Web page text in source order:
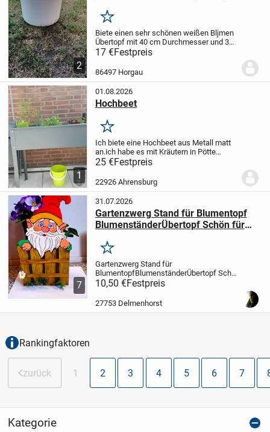
2
Merken
Biete einen sehr schönen weißen Bljmen
Übertopf mit 40 cm Durchmesser und 32
cm Höhe. Der Blumen Übertopf ist im
besten gepflegtem Zustand
17 €Festpreis
86497 Horgau
1
01.08.2026
Hochbeet
Merken
Ich biete eine Hochbeet aus Metall matt
an.ich habe es mit Kräutern in Pötte
benutzt, man kann es auch mit Erde füllen
und einen Beet auf den Balkon genießen.
Bitte nur Abholung
25 €Festpreis
22926 Ahrensburg
7
31.07.2026
Gartenzwerg Stand für Blumentopf
BlumenständerÜbertopf Schön für
perfekte Gesch
Merken
Gartenzwerg Stand für
BlumentopfBlumenständerÜbertopfSchön
für Blumen in Ihrem Grundstück.
perfekte Geschenk für jeden
Anlass Sehen Sie sich auch meine
10,50 €Festpreis
27753 Delmenhorst
Rankingfaktoren
zurück 1 2 3 4 5 6 7
Kategorie